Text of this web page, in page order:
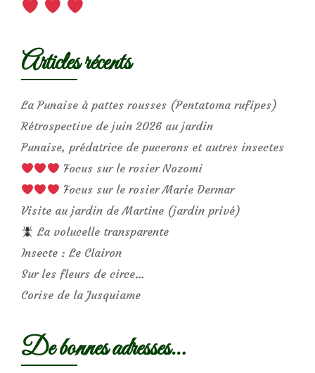
Articles récents
La Punaise à pattes rousses (Pentatoma rufipes)
Rétrospective de juin 2026 au jardin
Punaise, prédatrice de pucerons et autres insectes
Focus sur le rosier Nozomi
Focus sur le rosier Marie Dermar
Visite au jardin de Martine (jardin privé)
La volucelle transparente
Insecte : Le Clairon
Sur les fleurs de circe…
Corise de la Jusquiame
De bonnes adresses…